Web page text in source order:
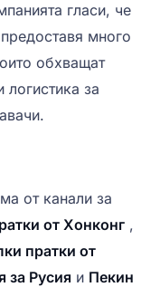
гласи, че
много
обхващат
логистика за
от канали за
от Хонконг ,
пратки от
за Русия и Пекин